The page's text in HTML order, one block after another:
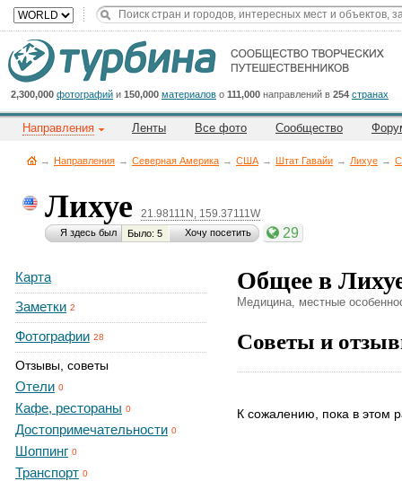
2,300,000 фотографий и 150,000 материалов о 111,000 направлений в 254 странах
Направления Ленты Все фото Сообщество
→ Направления → Северная Америка → CША → Штат Гавайи → Лихуе →
Лихуе 21.98111N, 159.37111W
Я здесь был Было: 5 Хочу посетить 29
Карта
Заметки 2
Фотографии 28
Отзывы, советы
Отели 0
Кафе, рестораны 0
Достопримечательности 0
Шоппинг 0
Транспорт 0
Общее в
Медицина, местные
Советы и
К сожалению, пока в этом
Cейчас
на
сайте:
Title
Button